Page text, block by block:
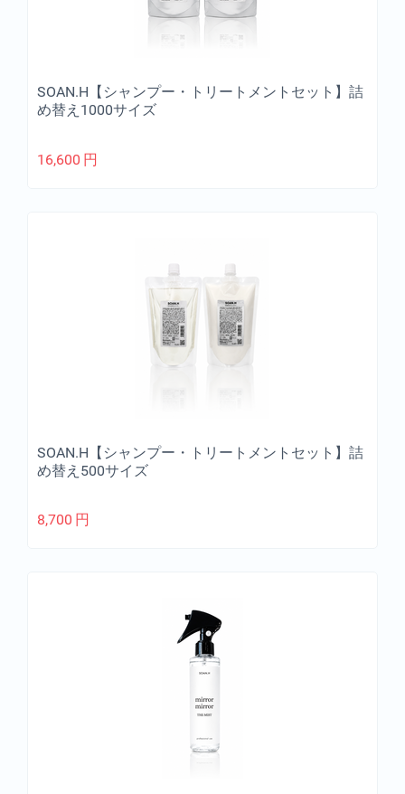
SOAN.H【シャンプー・トリートメントセット】詰
め替え1000サイズ
16,600 円
SOAN.H【シャンプー・トリートメントセット】詰
め替え500サイズ
8,700 円